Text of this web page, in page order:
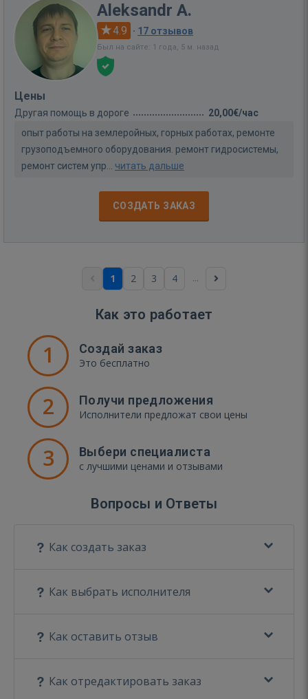
Aleksandr A.
4.9 · 17 отзывов
Был на сайте: 1 года, 5 м. назад
Цены
Другая помощь в дороге
20,00€/час
опыт работы на землеройных, горных работах, ремонте
грузоподъемного оборудования. ремонт гидросистемы,
ремонт систем упр... читать дальше
СОЗДАТЬ ЗАКАЗ
1 2 3 4 ...
Как это работает
1 Создай заказ
Это бесплатно
2 Получи предложения
Исполнители предложат свои цены
3 Выбери специалиста
с лучшими ценами и отзывами
Вопросы и Ответы
Как создать заказ
Как выбрать исполнителя
Как оставить отзыв
Как отредактировать заказ